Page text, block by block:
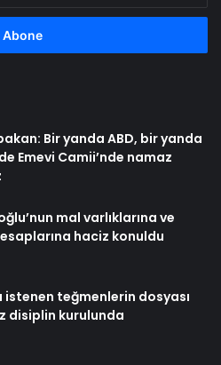
Bir yanda ABD, bir yanda
Emevi Camii’nde namaz
mal varlıklarına ve
haciz konuldu
istenen teğmenlerin dosyası
disiplin kurulunda